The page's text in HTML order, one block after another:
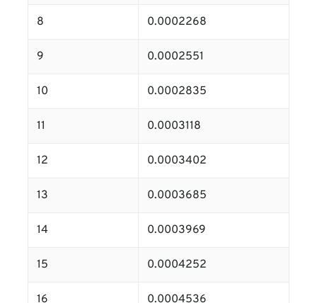
8 0.0002268
9 0.0002551
10 0.0002835
11 0.0003118
12 0.0003402
13 0.0003685
14 0.0003969
15 0.0004252
16 0.0004536